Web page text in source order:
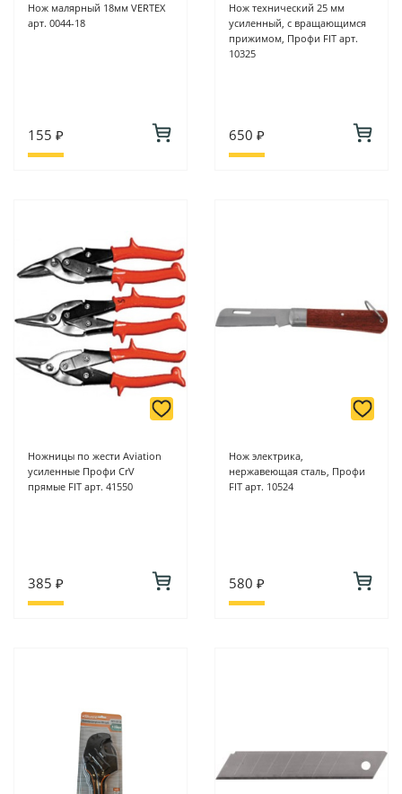
Нож малярный 18мм VERTEX
арт. 0044-18
155 ₽
Нож технический 25 мм
усиленный, с вращающимся
прижимом, Профи FIT арт.
10325
650 ₽
Ножницы по жести Aviation
усиленные Профи CrV
прямые FIT арт. 41550
385 ₽
Нож электрика,
нержавеющая сталь, Профи
FIT арт. 10524
580 ₽